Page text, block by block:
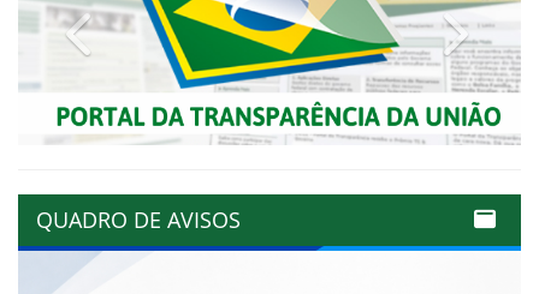
Previous Next
QUADRO DE AVISOS